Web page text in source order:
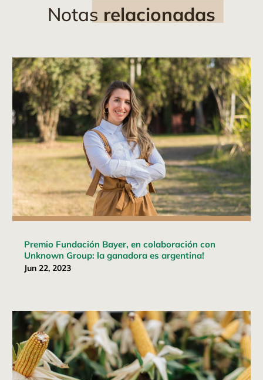
Notas relacionadas
Premio Fundación Bayer, en colaboración con
Unknown Group: la ganadora es argentina!
Jun 22, 2023